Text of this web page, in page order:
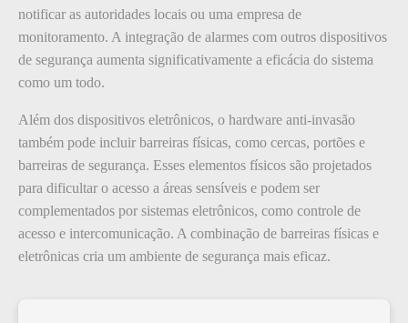
notificar as autoridades locais ou uma empresa de
monitoramento. A integração de alarmes com outros dispositivos
de segurança aumenta significativamente a eficácia do sistema
como um todo.
Além dos dispositivos eletrônicos, o hardware anti-invasão
também pode incluir barreiras físicas, como cercas, portões e
barreiras de segurança. Esses elementos físicos são projetados
para dificultar o acesso a áreas sensíveis e podem ser
complementados por sistemas eletrônicos, como controle de
acesso e intercomunicação. A combinação de barreiras físicas e
eletrônicas cria um ambiente de segurança mais eficaz.